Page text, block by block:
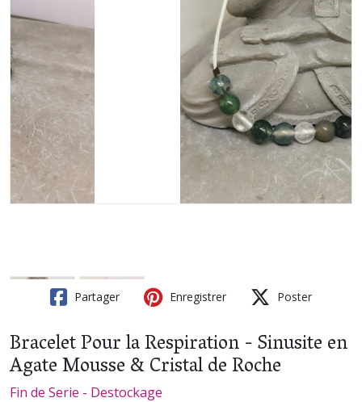
Partager Enregistrer Poster
Bracelet Pour la Respiration - Sinusite en
Agate Mousse & Cristal de Roche
Fin de Serie - Destockage